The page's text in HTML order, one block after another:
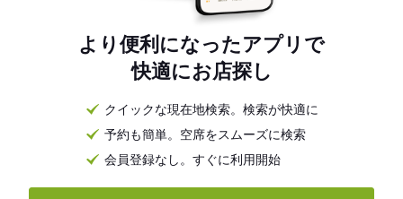
より便利になったアプリで
快適にお店探し
クイックな現在地検索。検索が快適に
予約も簡単。空席をスムーズに検索
会員登録なし。すぐに利用開始